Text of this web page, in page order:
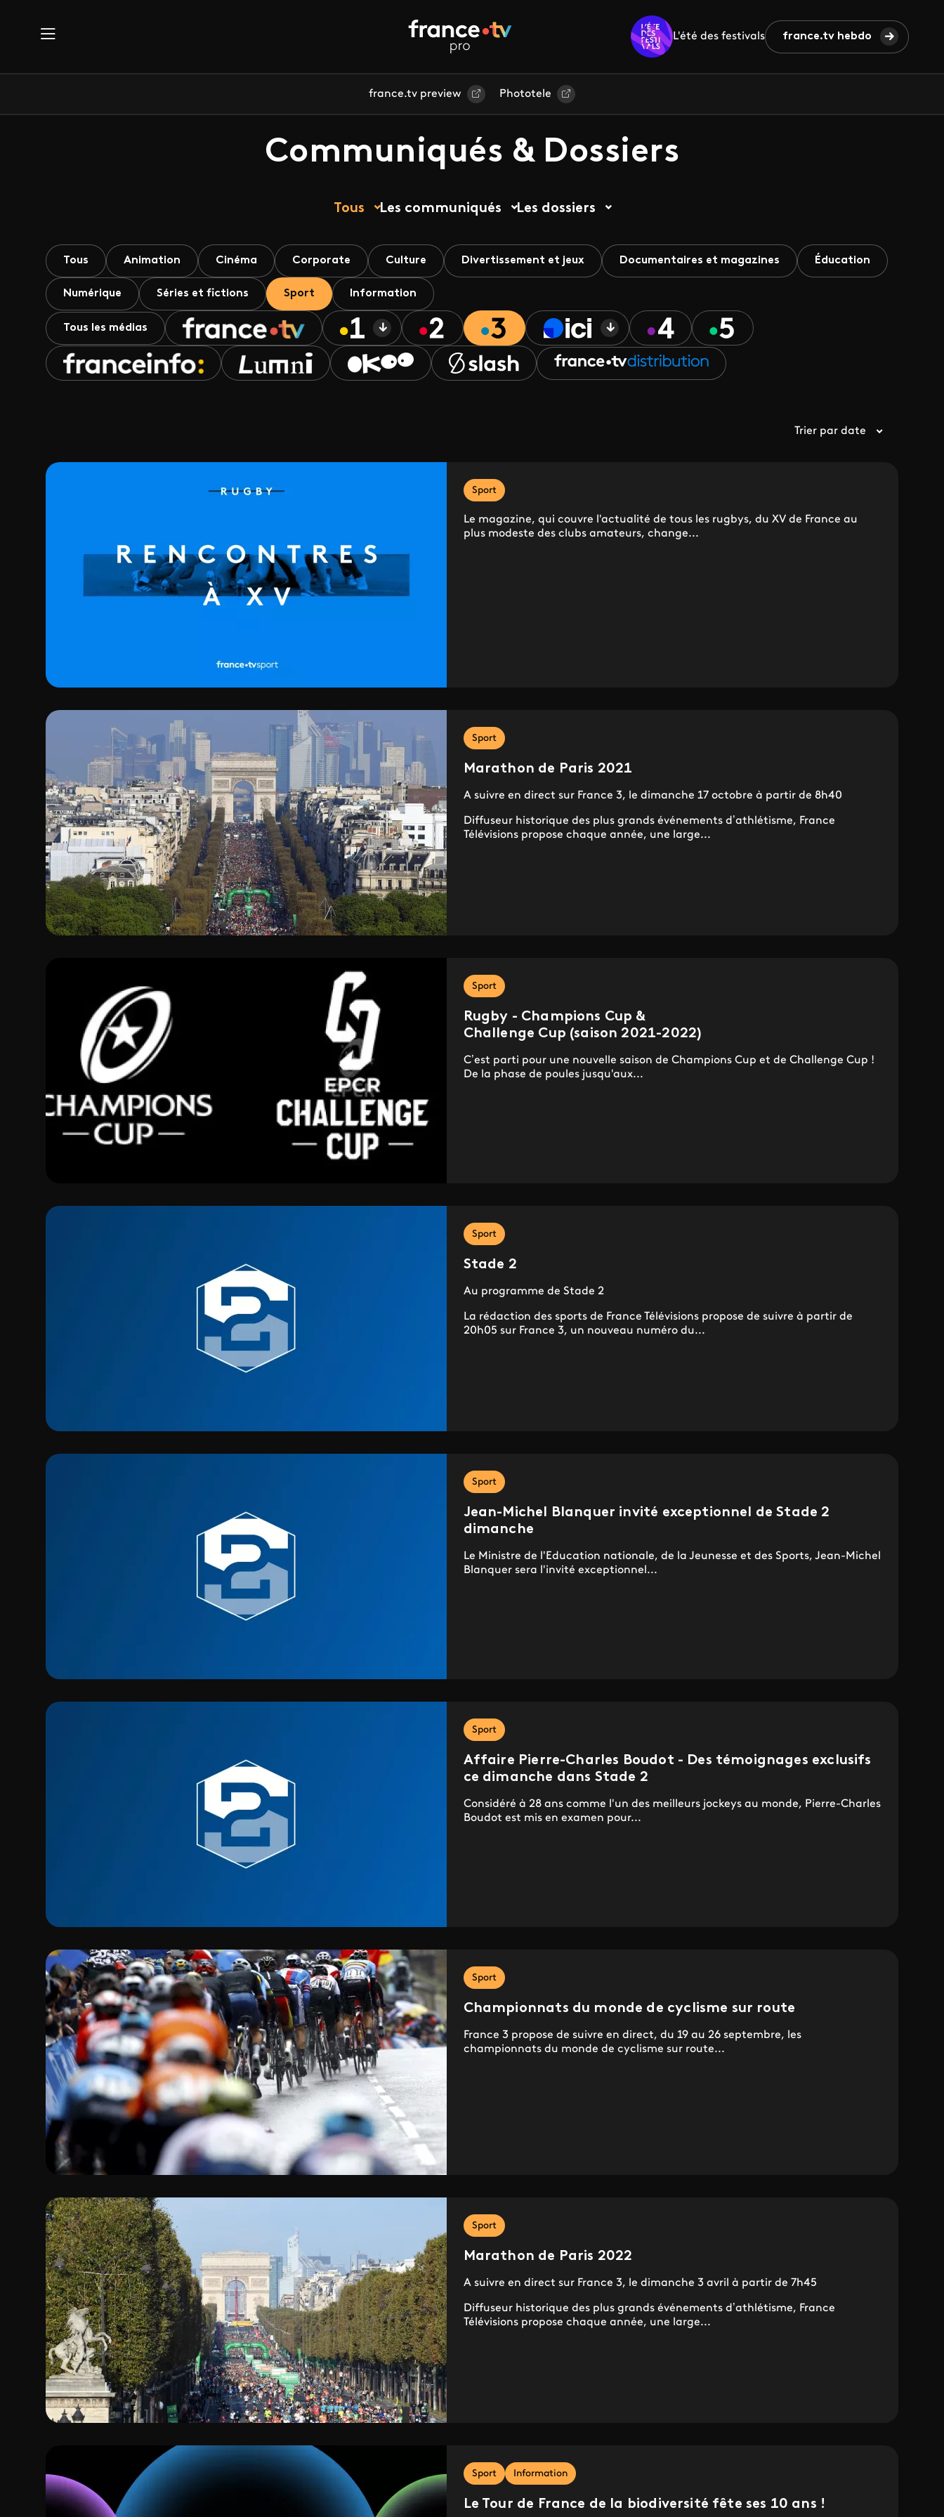
L'été des festivals france.tv hebdo
france.tv preview Phototele
Communiqués & Dossiers
Tous Les communiqués Les dossiers
Tous Animation Cinéma Corporate Culture Divertissement et jeux Documentaires et magazines Éducation
Numérique Séries et fictions Sport Information
Tous les médias
Trier par date
Sport
Le magazine, qui couvre l'actualité de tous les rugbys, du XV de France au
plus modeste des clubs amateurs, change...
Sport
Marathon de Paris 2021
A suivre en direct sur France 3, le dimanche 17 octobre à partir de 8h40
Diffuseur historique des plus grands événements d’athlétisme, France
Télévisions propose chaque année, une large...
Sport
Rugby - Champions Cup &
Challenge Cup (saison 2021-2022)
C’est parti pour une nouvelle saison de Champions Cup et de Challenge Cup !
De la phase de poules jusqu'aux...
Sport
Stade 2
Au programme de Stade 2
La rédaction des sports de France Télévisions propose de suivre à partir de
20h05 sur France 3, un nouveau numéro du...
Sport
Jean-Michel Blanquer invité exceptionnel de Stade 2
dimanche
Le Ministre de l'Education nationale, de la Jeunesse et des Sports, Jean-Michel
Blanquer sera l'invité exceptionnel...
Sport
Affaire Pierre-Charles Boudot - Des témoignages exclusifs
ce dimanche dans Stade 2
Considéré à 28 ans comme l'un des meilleurs jockeys au monde, Pierre-Charles
Boudot est mis en examen pour...
Sport
Championnats du monde de cyclisme sur route
France 3 propose de suivre en direct, du 19 au 26 septembre, les
championnats du monde de cyclisme sur route...
Sport
Marathon de Paris 2022
A suivre en direct sur France 3, le dimanche 3 avril à partir de 7h45
Diffuseur historique des plus grands événements d’athlétisme, France
Télévisions propose chaque année, une large...
Sport Information
Le Tour de France de la biodiversité fête ses 10 ans !